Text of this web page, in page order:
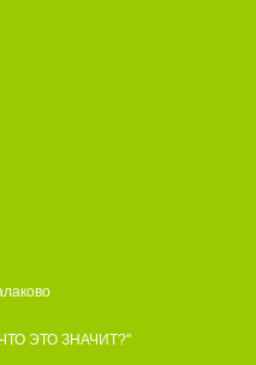
ЭТО ЗНАЧИТ?"